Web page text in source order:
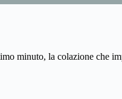
minuto, la colazione che